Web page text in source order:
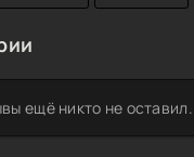
ещё никто не